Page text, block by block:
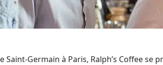
Saint-Germain à Paris, Ralph’s Coffee se